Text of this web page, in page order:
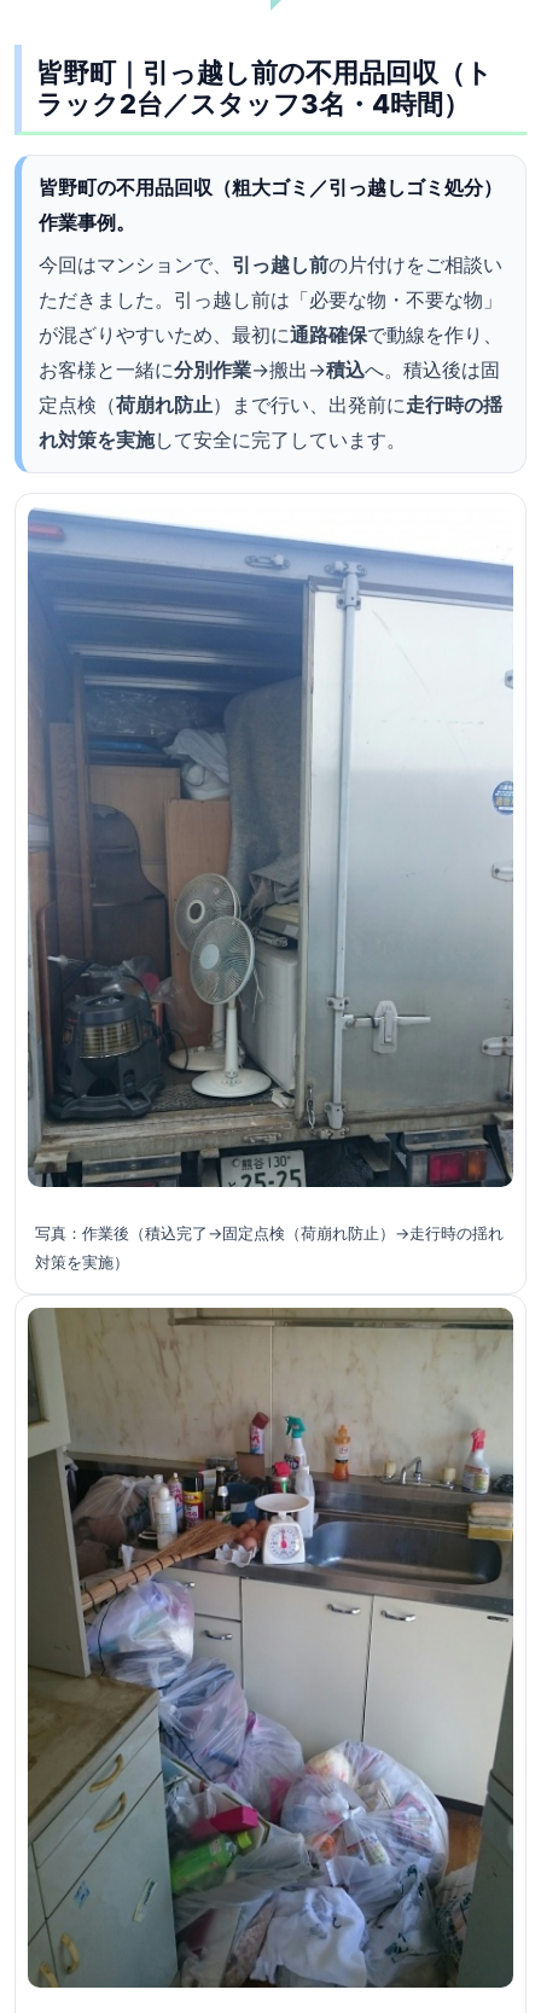
皆野町｜引っ越し前の不用品回収（ト
ラック2台／スタッフ3名・4時間）
皆野町の不用品回収（粗大ゴミ／引っ越しゴミ処分）
作業事例。
今回はマンションで、 引っ越し前の片付けをご相談い
ただきました。引っ越し前は「必要な物・不要な物」
が混ざりやすいため、最初に通路確保で動線を作り、
お客様と一緒に分別作業→搬出→積込へ。積込後は固
定点検（荷崩れ防止）まで行い、出発前に走行時の揺
れ対策を実施して安全に完了しています。
写真：作業後（積込完了→固定点検（荷崩れ防止）→走行時の揺れ
対策を実施）